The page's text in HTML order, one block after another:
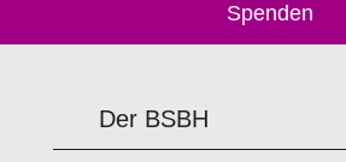
Spenden
Der BSBH